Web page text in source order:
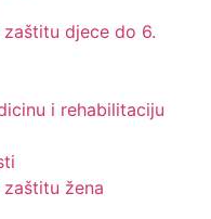
djece do 6.
i rehabilitaciju
žena